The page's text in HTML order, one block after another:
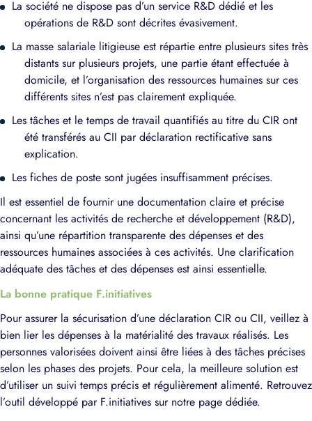
La société ne dispose pas d’un service R&D dédié et les
opérations de R&D sont décrites évasivement.
La masse salariale litigieuse est répartie entre plusieurs sites très
distants sur plusieurs projets, une partie étant effectuée à
domicile, et l’organisation des ressources humaines sur ces
différents sites n’est pas clairement expliquée.
Les tâches et le temps de travail quantifiés au titre du CIR ont
été transférés au CII par déclaration rectificative sans
explication.
Les fiches de poste sont jugées insuffisamment précises.
Il est essentiel de fournir une documentation claire et précise
concernant les activités de recherche et développement (R&D),
ainsi qu’une répartition transparente des dépenses et des
ressources humaines associées à ces activités. Une clarification
adéquate des tâches et des dépenses est ainsi essentielle.
La bonne pratique F.initiatives
Pour assurer la sécurisation d’une déclaration CIR ou CII, veillez à
bien lier les dépenses à la matérialité des travaux réalisés. Les
personnes valorisées doivent ainsi être liées à des tâches précises
selon les phases des projets. Pour cela, la meilleure solution est
d’utiliser un suivi temps précis et régulièrement alimenté. Retrouvez
l’outil développé par F.initiatives sur notre page dédiée.